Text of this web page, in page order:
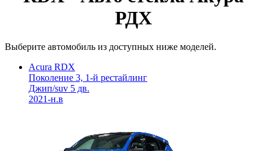
РДХ
Выберите автомобиль из доступных ниже моделей.
Acura RDX
Поколение 3, 1-й рестайлинг
Джип/suv 5 дв.
2021-н.в